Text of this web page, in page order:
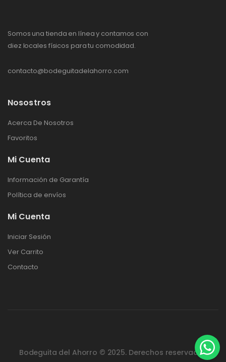
Somos una tienda en línea y contamos con
diez locales físicos para tu comodidad.
contacto@bodeguitadelahorro.com
Nosostros
Acerca De Nosotros
Favoritos
Mi Cuenta
Información de Garantía
Política de envíos
Mi Cuenta
Iniciar Sesión
Ver Carrito
Contacto
Bodeguita del Ahorro © 2025. Derechos reservados